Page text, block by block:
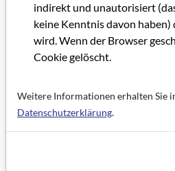
indirekt und unautorisiert
keine Kenntnis davon
wird. Wenn der Browser
Cookie gelöscht.
Weitere Informationen erhalten Sie
Datenschutzerklärung.